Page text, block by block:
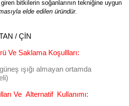
bitkilerin soğanlarının tekniğine uygun
elde edilen üründür.
/ ÇİN
Ve Saklama Koşullları:
ışığı almayan ortamda
Ve Alternatif Kullanımı: